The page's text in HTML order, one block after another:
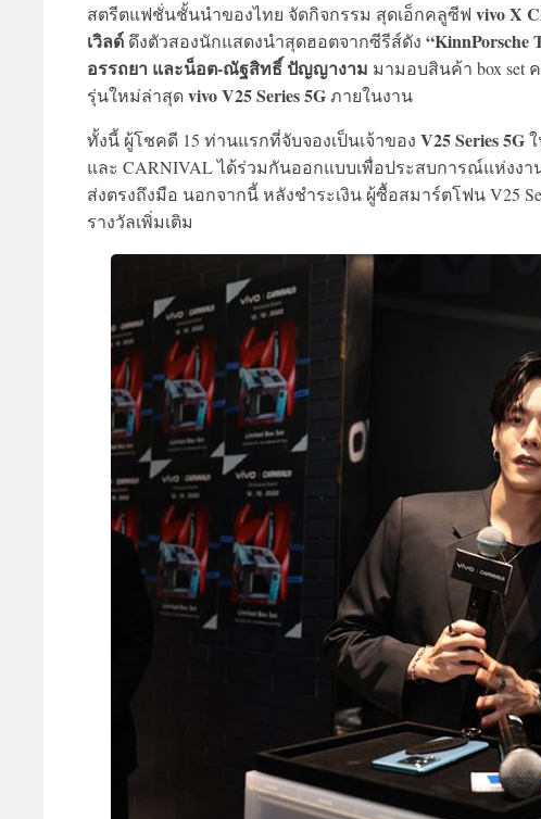
สตรีตแฟชั่นชั้นนำของไทย จัดกิจกรรม สุดเอ็กคลูซีฟ vivo X
เวิลด์ ดึงตัวสองนักแสดงนำสุดฮอตจากซีรีส์ดัง
อรรถยา และน็อต-ณัฐสิทธิ์ ปัญญางาม มามอบสินค้า box set
รุ่นใหม่ล่าสุดvivo V25 Series 5Gภายในงาน
ทั้งนี้ ผู้โชคดี 15 ท่านแรกที่จับจองเป็นเจ้าของ V25 Series 5G
และ CARNIVAL ได้ร่วมกันออกแบบเพื่อประสบการณ์แห่งง
ส่งตรงถึงมือ นอกจากนี้ หลังชำระเงิน ผู้ซื้อสมาร์ตโฟน V25
รางวัลเพิ่มเติม